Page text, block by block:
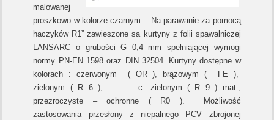
malowanej
proszkowo w kolorze czarnym . Na parawanie za pomocą
haczyków R1” zawieszone są kurtyny z folii spawalniczej
LANSARC o grubości G 0,4 mm spełniającej wymogi
normy PN-EN 1598 oraz DIN 32504. Kurtyny dostępne w
kolorach : czerwonym ( OR ), brązowym ( FE ),
zielonym ( R 6 ), c. zielonym ( R 9 ) mat.,
przezroczyste – ochronne ( R0 ). Możliwość
zastosowania przesłony z niepalnego PCV zbrojonej